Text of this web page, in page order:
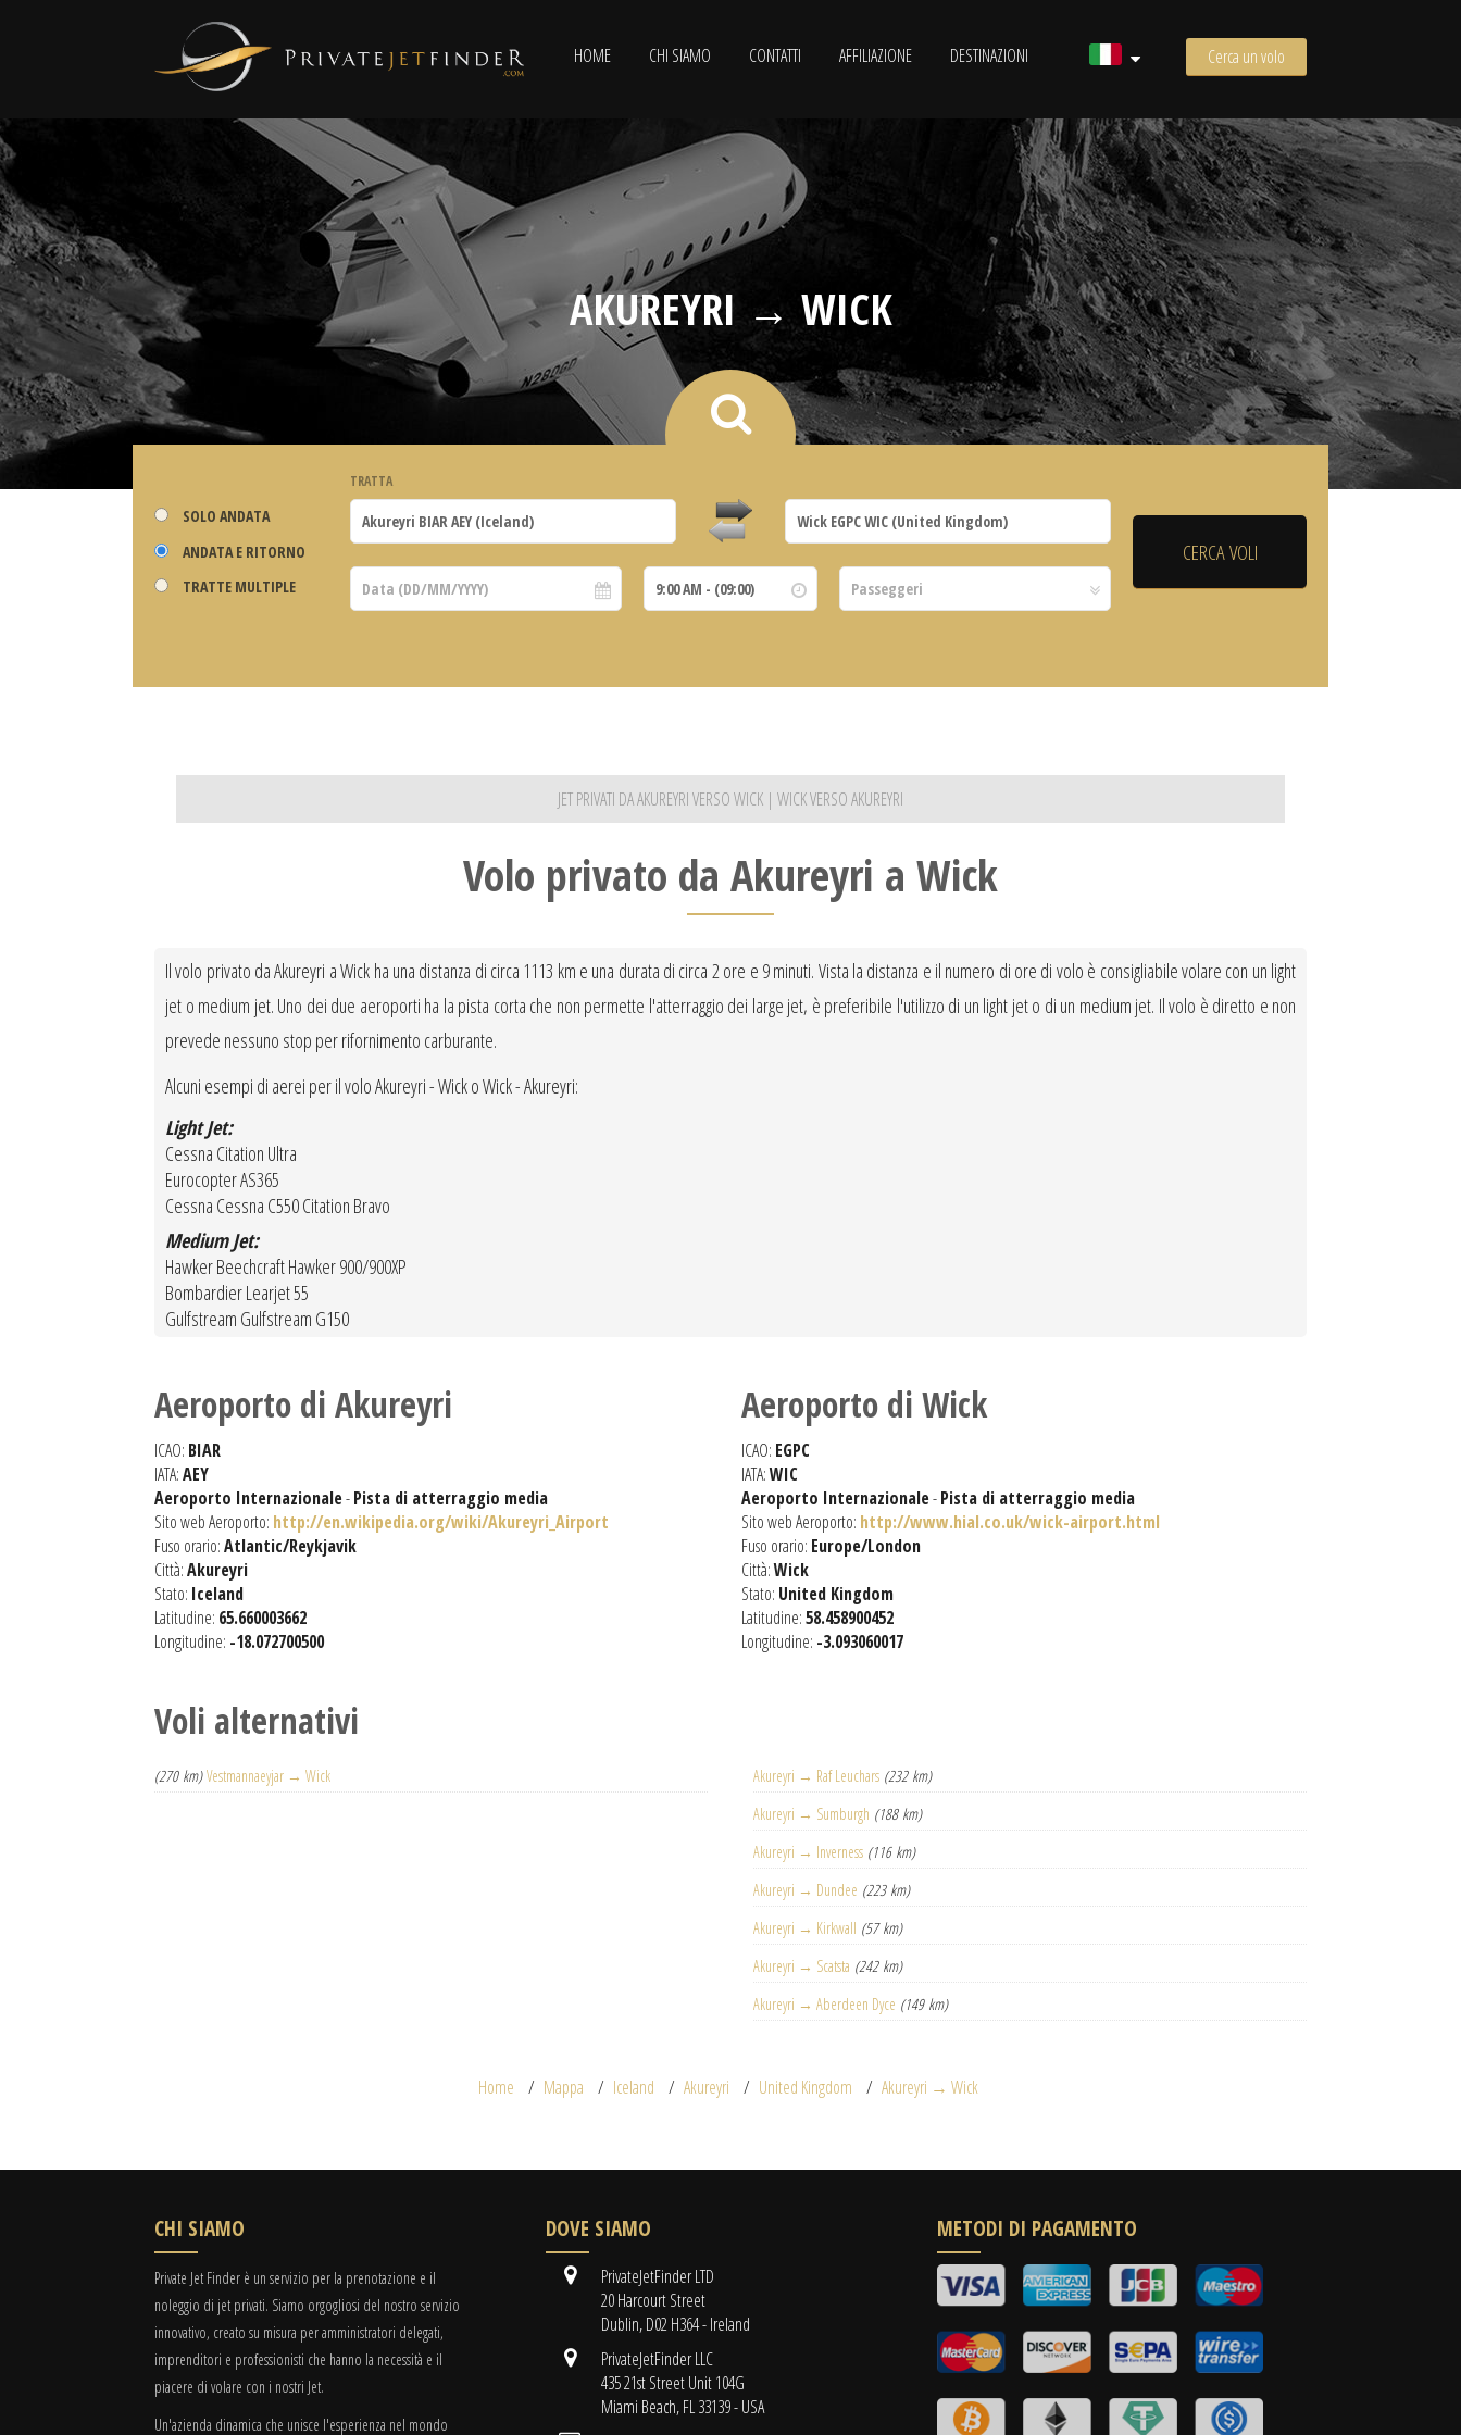
HOME CHI SIAMO CONTATTI AFFILIAZIONE DESTINAZIONI Cerca un volo
AKUREYRI → WICK
SOLO ANDATA
ANDATA E RITORNO
TRATTE MULTIPLE
TRATTA
JET PRIVATI DA AKUREYRI VERSO WICK | WICK VERSO AKUREYRI
Volo privato da Akureyri a Wick
Il volo privato da Akureyri a Wick ha una distanza di circa 1113 km e una durata di circa 2 ore e 9 minuti. Vista la distanza e il numero di ore di volo è consigliabile volare con un light
jet o medium jet. Uno dei due aeroporti ha la pista corta che non permette l'atterraggio dei large jet, è preferibile l'utilizzo di un light jet o di un medium jet. Il volo è diretto e non
prevede nessuno stop per rifornimento carburante.
Alcuni esempi di aerei per il volo Akureyri - Wick o Wick - Akureyri:
Light Jet:
Cessna Citation Ultra
Eurocopter AS365
Cessna Cessna C550 Citation Bravo
Medium Jet:
Hawker Beechcraft Hawker 900/900XP
Bombardier Learjet 55
Gulfstream Gulfstream G150
Aeroporto di Akureyri
ICAO: BIAR
IATA:AEY
Aeroporto Internazionale-Pista di atterraggio media
Sito web Aeroporto: http://en.wikipedia.org/wiki/Akureyri_Airport
Fuso orario:Atlantic/Reykjavik
Città:Akureyri
Stato: Iceland
Latitudine: 65.660003662
Longitudine: -18.072700500
Aeroporto di Wick
ICAO: EGPC
IATA:WIC
Aeroporto Internazionale-Pista di atterraggio media
Sito web Aeroporto: http://www.hial.co.uk/wick-airport.html
Fuso orario: Europe/London
Città:Wick
Stato: United Kingdom
Latitudine:58.458900452
Longitudine: -3.093060017
Voli alternativi
(270 km) Vestmannaeyjar → Wick Akureyri → Raf Leuchars (232 km)
Akureyri → Sumburgh (188 km)
Akureyri → Inverness (116 km)
Akureyri → Dundee (223 km)
Akureyri → Kirkwall (57 km)
Akureyri → Scatsta (242 km)
Akureyri → Aberdeen Dyce (149 km)
Home Mappa Iceland Akureyri United Kingdom Akureyri → Wick
CHI SIAMO
Private Jet Finder è un servizio per la prenotazione e il
noleggio di jet privati. Siamo orgogliosi del nostro servizio
innovativo, creato su misura per amministratori delegati,
imprenditori e professionisti che hanno la necessità e il
piacere di volare con i nostri Jet.
Un'azienda dinamica che unisce l'esperienza nel mondo
DOVE SIAMO
PrivateJetFinder LTD
20 Harcourt Street
Dublin, D02 H364 - Ireland
PrivateJetFinder LLC
435 21st Street Unit 104G
Miami Beach, FL 33139 - USA
METODI DI PAGAMENTO